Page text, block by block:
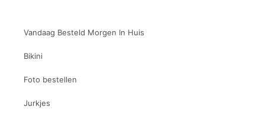
Vandaag Besteld Morgen In Huis
Bikini
Foto bestellen
Jurkjes